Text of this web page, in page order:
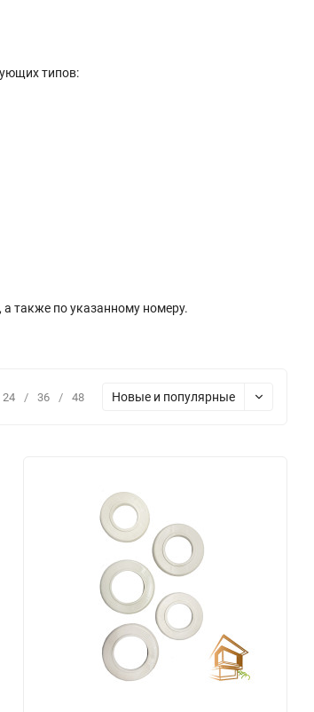
типов:
также по указанному номеру.
24 / 36 / 48 Новые и популярные